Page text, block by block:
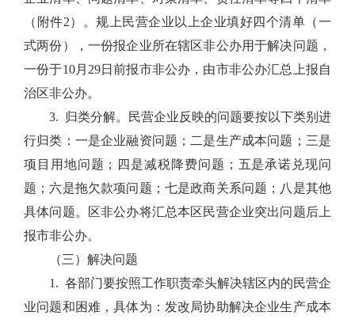
（附件2）。规上民营企业以上企业填好四个清单（一
式两份），一份报企业所在辖区非公办用于解决问题，
一份于10月29日前报市非公办，由市非公办汇总上报自
治区非公办。
3. 归类分解。民营企业反映的问题要按以下类别进
行归类：一是企业融资问题；二是生产成本问题；三是
项目用地问题；四是减税降费问题；五是承诺兑现问
题；六是拖欠款项问题；七是政商关系问题；八是其他
具体问题。区非公办将汇总本区民营企业突出问题后上
报市非公办。
（三）解决问题
1. 各部门要按照工作职责牵头解决辖区内的民营企
业问题和困难，具体为：发改局协助解决企业生产成本